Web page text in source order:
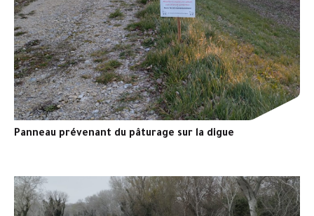
Panneau prévenant du pâturage sur la digue